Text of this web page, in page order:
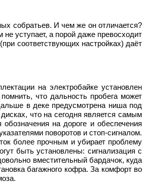
собратьев. И чем же он отличается?
уступает, а порой даже превосходит
соответствующих настройках) даёт
на электробайке установлен
что дальность пробега может
в деке предусмотрена ниша под
что на сегодня является самым
на дороге и обеспечения
поворотов и стоп-сигналом.
более прочным и убирает проблему
быть установлены: сигнализация с
вместительный бардачок, куда
багажного кофра. За комфорт во